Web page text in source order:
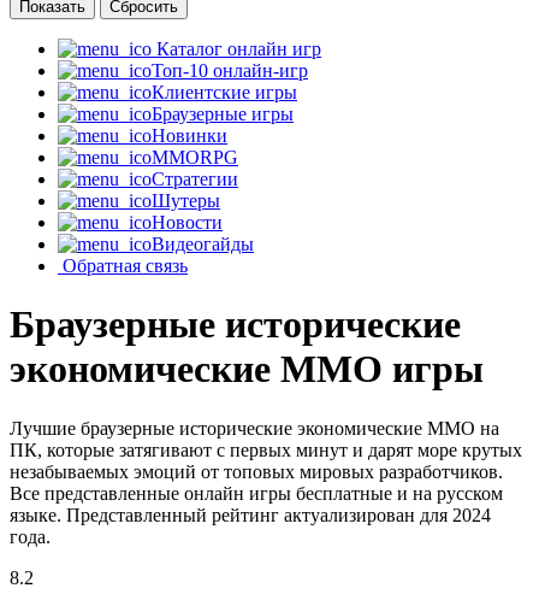
Каталог онлайн игр
Топ-10 онлайн-игр
Клиентские игры
Браузерные игры
Новинки
MMORPG
Стратегии
Шутеры
Новости
Видеогайды
Обратная связь
Браузерные исторические
экономические MMO игры
Лучшие браузерные исторические экономические MMO на
ПК, которые затягивают с первых минут и дарят море крутых
незабываемых эмоций от топовых мировых разработчиков.
Все представленные онлайн игры бесплатные и на русском
языке. Представленный рейтинг актуализирован для 2024
года.
8.2